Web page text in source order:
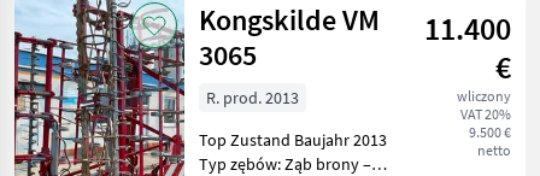
Kongskilde VM
3065
11.400
€
wliczony
VAT 20%
9.500 €
netto
R. prod. 2013
Top Zustand Baujahr 2013
Typ zębów: Ząb brony –